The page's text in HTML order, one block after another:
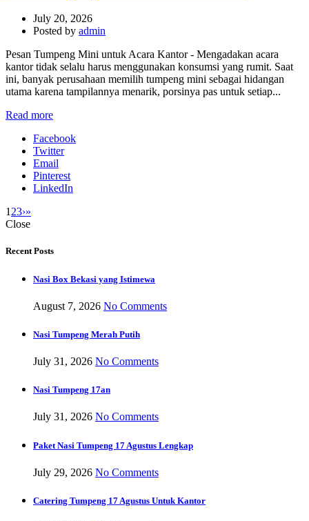
July 20, 2026
Posted by admin
Pesan Tumpeng Mini untuk Acara Kantor - Mengadakan acara
kantor tidak selalu harus menggunakan konsumsi yang rumit. Saat
ini, banyak perusahaan memilih tumpeng mini sebagai hidangan
utama karena tampilannya menarik, porsinya pas untuk setiap...
Read more
Facebook
Twitter
Email
Pinterest
LinkedIn
1 23›»
Close
Recent Posts
Nasi Box Bekasi yang Istimewa
August 7, 2026 No Comments
Nasi Tumpeng Merah Putih
July 31, 2026 No Comments
Nasi Tumpeng 17an
July 31, 2026 No Comments
Paket Nasi Tumpeng 17 Agustus Lengkap
July 29, 2026 No Comments
Catering Tumpeng 17 Agustus Untuk Kantor